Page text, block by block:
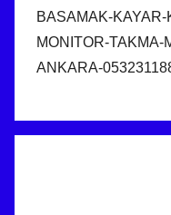
BASAMAK-
MONITOR-TAKMA-
ANKARA-